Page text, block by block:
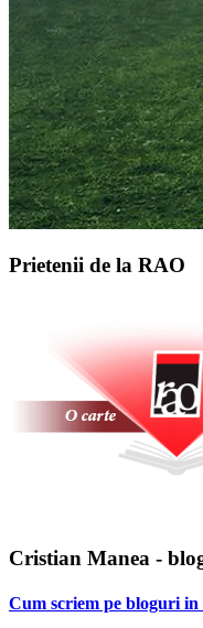
Prietenii de la RAO
Cristian Manea -
Cum scriem pe bloguri